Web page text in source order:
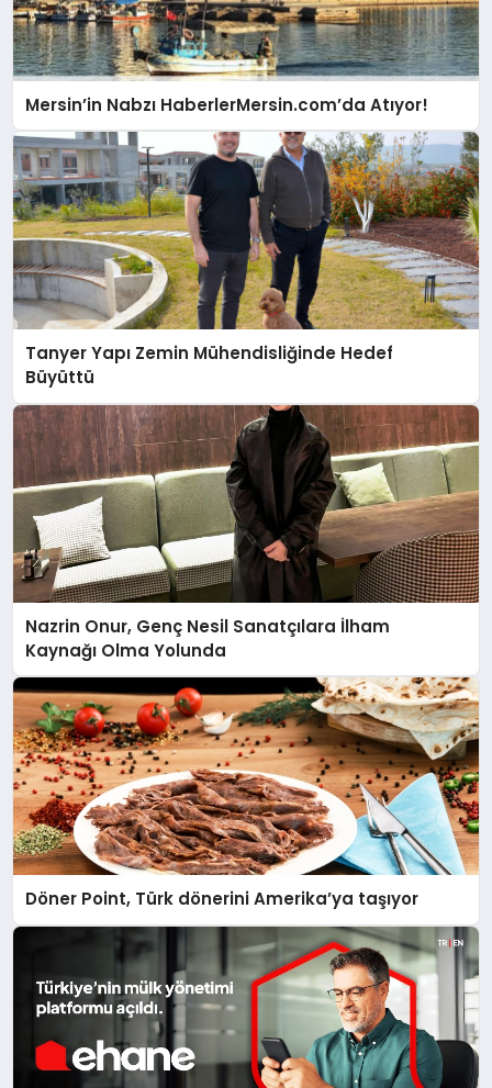
Mersin’in Nabzı HaberlerMersin.com’da Atıyor!
Tanyer Yapı Zemin Mühendisliğinde Hedef
Büyüttü
Nazrin Onur, Genç Nesil Sanatçılara İlham
Kaynağı Olma Yolunda
Döner Point, Türk dönerini Amerika’ya taşıyor